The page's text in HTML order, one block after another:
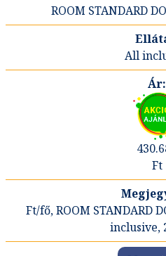
ROOM STANDARD
All
Ft
Ft/fő, ROOM STANDARD
inclusive,